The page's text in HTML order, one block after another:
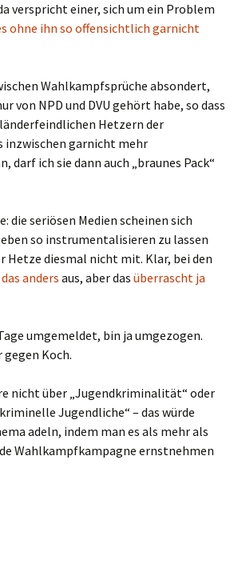
verspricht einer, sich um ein Problem
ohne ihn so offensichtlich garnicht
Wahlkampfsprüche absondert,
von NPD und DVU gehört habe, so dass
Hetzern der
inzwischen garnicht mehr
darf ich sie dann auch „braunes Pack“
die seriösen Medien scheinen sich
so instrumentalisieren zu lassen
Hetze diesmal nicht mit. Klar, bei den
andersaus, aber das überrascht ja
umgemeldet, bin ja umgezogen.
Koch.
nicht über „Jugendkriminalität“ oder
Jugendliche“ – das würde
adeln, indem man es als mehr als
Wahlkampfkampagne ernstnehmen